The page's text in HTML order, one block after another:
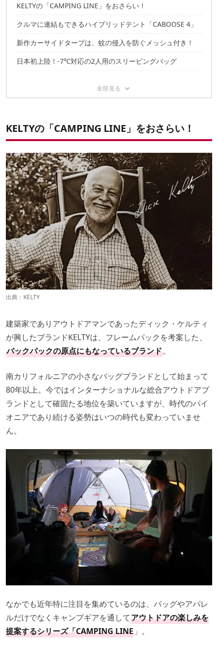
KELTYの「CAMPING LINE」をおさらい！
クルマに連結もできるハイブリッドテント「CABOOSE 4」
新作カーサイドタープは、蚊の侵入を防ぐメッシュ付き！
日本初上陸！-7℃対応の2人用のスリーピングバッグ
KELTYの「CAMPING LINE」をおさらい！
出典： KELTY
建築家でありアウトドアマンであったディック・ケルティ
が興したブランドKELTYは、フレームパックを考案した、
バックパックの原点にもなっているブランド。
南カリフォルニアの小さなバッグブランドとして始まって
80年以上。今ではインターナショナルな総合アウトドアブ
ランドとして確固たる地位を築いていますが、時代のパイ
オニアであり続ける姿勢はいつの時代も変わっていませ
ん。
なかでも近年特に注目を集めているのは、バッグやアパレ
ルだけでなくキャンプギアを通してアウトドアの楽しみを
提案するシリーズ「CAMPING LINE 」。